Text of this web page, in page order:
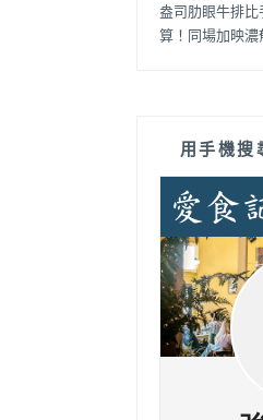
盎司肋眼牛排
算！同場加映
用手機搜